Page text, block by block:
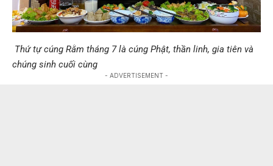
Thứ tự cúng Rằm tháng 7 là cúng Phật, thần linh, gia tiên và
chúng sinh cuối cùng
- ADVERTISEMENT -